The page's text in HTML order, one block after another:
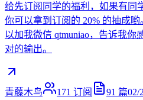
给先订阅同学的福利，如果有同
你可以拿到订阅的 20% 的抽成
以加我微信 qtmuniao，告诉我
对的输出。
青藤木鸟 171 订阅 91 篇02/